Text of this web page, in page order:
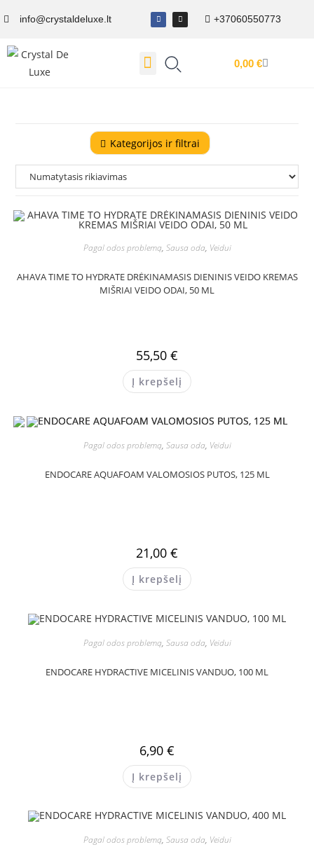
info@crystaldeluxe.lt +37060550773
0,00 €
Kategorijos ir filtrai
Pagal odos problemą, Sausa oda, Veidui
AHAVA TIME TO HYDRATE DRĖKINAMASIS DIENINIS VEIDO KREMAS
MIŠRIAI VEIDO ODAI, 50 ML
55,50 €
Į krepšelį
Pagal odos problemą, Sausa oda, Veidui
ENDOCARE AQUAFOAM VALOMOSIOS PUTOS, 125 ML
21,00 €
Į krepšelį
Pagal odos problemą, Sausa oda, Veidui
ENDOCARE HYDRACTIVE MICELINIS VANDUO, 100 ML
6,90 €
Į krepšelį
Pagal odos problemą, Sausa oda, Veidui